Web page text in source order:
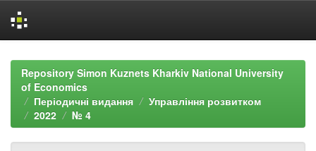
navigationRepository Simon Kuznets Kharkiv National University
of Economics
Періодичні видання
Управління розвитком
2022
№ 4